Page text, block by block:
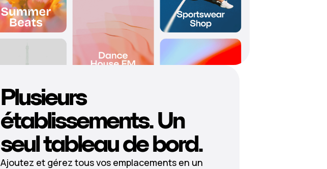
Plusieurs
établissements. Un
seul tableau de bord.
Ajoutez et gérez tous vos emplacements en un